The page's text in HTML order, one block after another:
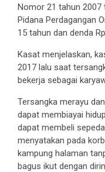
Nomor 21 tahun 2007
Pidana Perdagangan
15 tahun dan denda
Kasat menjelaskan,
2017 lalu saat
bekerja sebagai
Tersangka merayu
dapat membiayai
dapat membeli
menyatakan pada
kampung halaman
bagus ikut dengan